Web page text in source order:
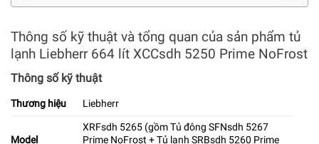
Thông số kỹ thuật và tổng quan của sản phẩm tủ
lạnh Liebherr 664 lít XCCsdh 5250 Prime NoFrost
Thông số kỹ thuật
Thương hiệu Liebherr
Model
XRFsdh 5265 (gồm Tủ đông SFNsdh 5267
Prime NoFrost + Tủ lạnh SRBsdh 5260 Prime